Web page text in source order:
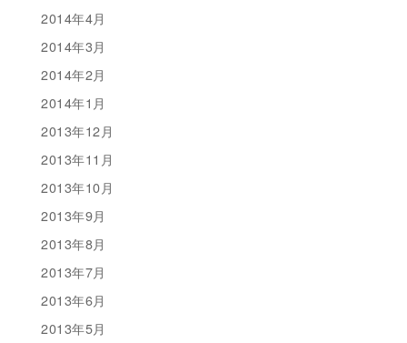
2014年4月
2014年3月
2014年2月
2014年1月
2013年12月
2013年11月
2013年10月
2013年9月
2013年8月
2013年7月
2013年6月
2013年5月